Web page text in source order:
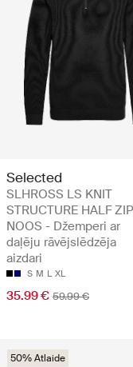
Selected
SLHROSS LS KNIT
STRUCTURE HALF ZIP
NOOS - Džemperi ar
daļēju rāvējslēdzēja
aizdari
S M L XL
35.99 € 59.99 €
50% Atlaide